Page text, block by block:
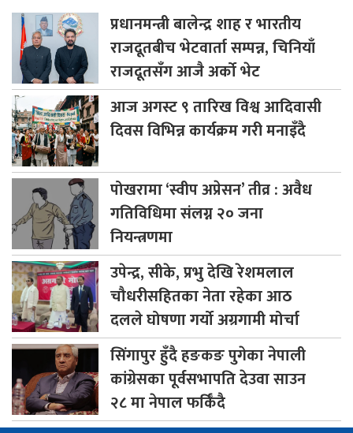
प्रधानमन्त्रीबालेन्द्र शाह र भारतीय
राजदूतबीच भेटवार्ता सम्पन्न, चिनियाँ
राजदूतसँग आजै अर्को भेट
आजअगस्ट ९ तारिख विश्व आदिवासी
दिवस विभिन्न कार्यक्रम गरी मनाइँदै
पोखरामा‘स्वीप अप्रेसन’ तीव्र : अवैध
गतिविधिमा संलग्न २० जना
नियन्त्रणमा
उपेन्द्र,सीके, प्रभु देखि रेशमलाल
चौधरीसहितका नेता रहेका आठ
दलले घोषणा गर्यो अग्रगामी मोर्चा
सिंगापुरहुँदै हङकङ पुगेका नेपाली
कांग्रेसका पूर्वसभापति देउवा साउन
२८ मा नेपाल फर्किँदै